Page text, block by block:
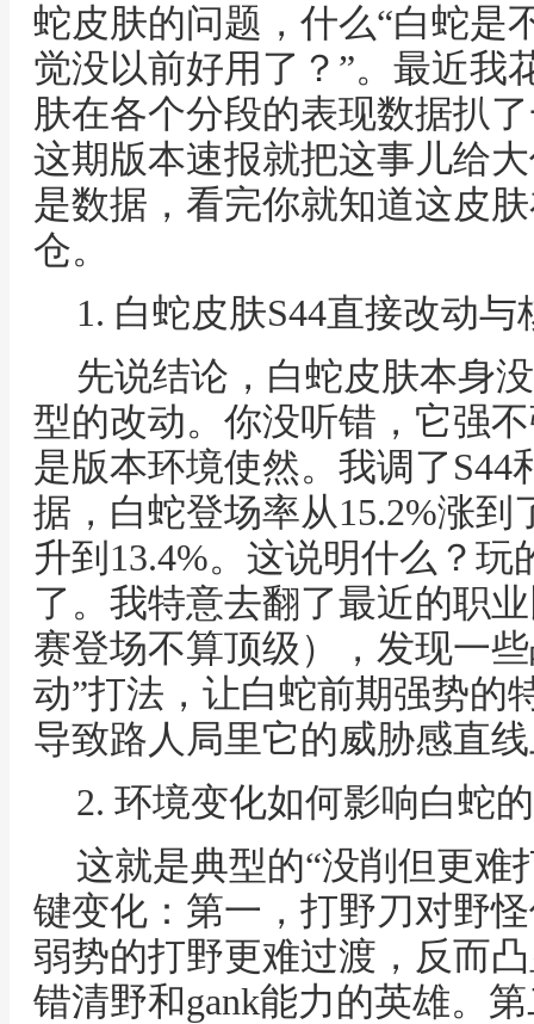
蛇皮肤的问题，什么“白蛇是
觉没以前好用了？”。最近我
肤在各个分段的表现数据扒
这期版本速报就把这事儿给
是数据，看完你就知道这皮
仓。
1. 白蛇皮肤S44直接改动
先说结论，白蛇皮肤本身
型的改动。你没听错，它强
是版本环境使然。我调了S44
据，白蛇登场率从15.2%涨到
升到13.4%。这说明什么？
了。我特意去翻了最近的职
赛登场不算顶级），发现一
动”打法，让白蛇前期强势的
导致路人局里它的威胁感直
2. 环境变化如何影响白蛇
这就是典型的“没削但更难
键变化：第一，打野刀对野
弱势的打野更难过渡，反而
错清野和gank能力的英雄。